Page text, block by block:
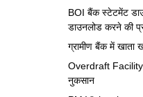
BOI बैंक स्टेटमेंट
डाउनलोड करने की
ग्रामीण बैंक में खाता
Overdraft
नुकसान